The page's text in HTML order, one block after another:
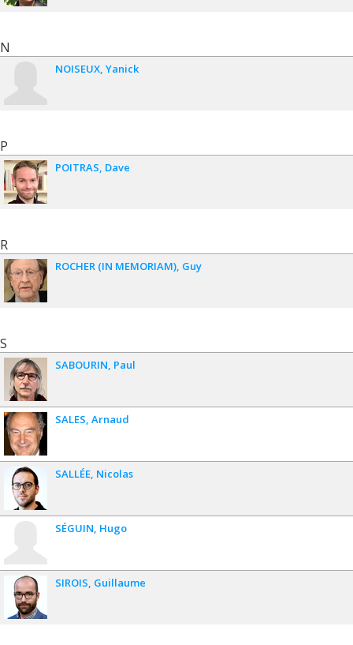
N
NOISEUX Yanick
P
POITRAS Dave
R
ROCHER (IN MEMORIAM) Guy
S
SABOURIN Paul
SALES Arnaud
SALLÉE Nicolas
SÉGUIN Hugo
SIROIS Guillaume